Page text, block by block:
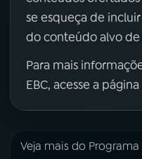
se esqueça de
do conteúdo alvo de
Para mais
EBC, acesse a
Veja mais do Programa